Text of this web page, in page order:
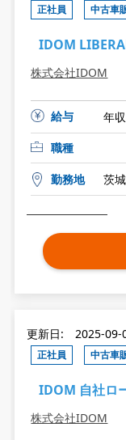
正社員 中古車
IDOM
株式会社IDOM
給与
年
職種
勤務地 茨
更新日: 2025-09-
正社員 中古車
IDOM 自社ロ
株式会社IDOM